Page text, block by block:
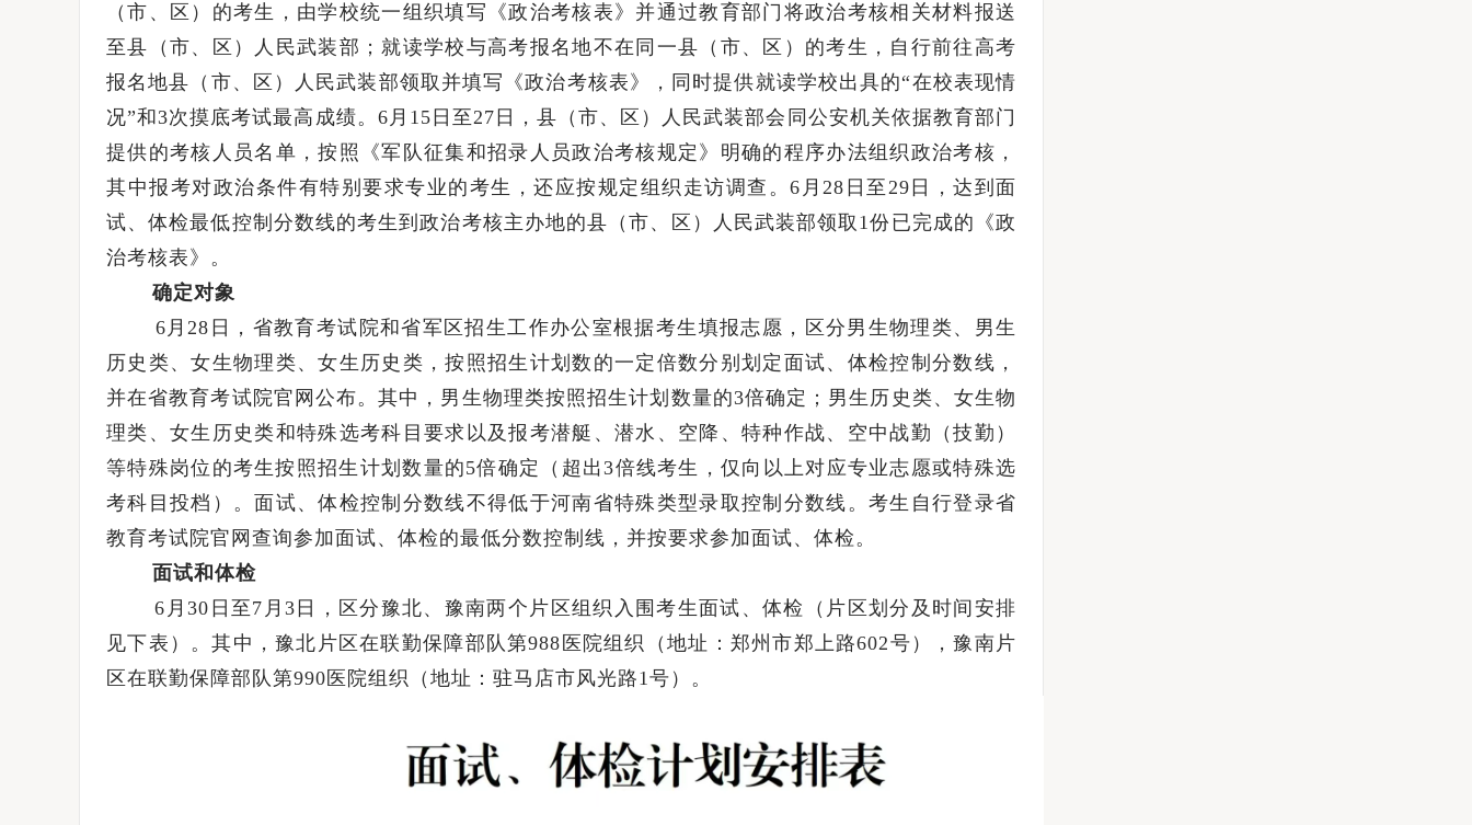
（市、区）的考生，由学校统一组织填写《政治考核表》并通过教育部门将政治考核相关材料报送
至县（市、区）人民武装部；就读学校与高考报名地不在同一县（市、区）的考生，自行前往高考
报名地县（市、区）人民武装部领取并填写《政治考核表》，同时提供就读学校出具的“在校表现情
况”和3次摸底考试最高成绩。6月15日至27日，县（市、区）人民武装部会同公安机关依据教育部门
提供的考核人员名单，按照《军队征集和招录人员政治考核规定》明确的程序办法组织政治考核，
其中报考对政治条件有特别要求专业的考生，还应按规定组织走访调查。6月28日至29日，达到面
试、体检最低控制分数线的考生到政治考核主办地的县（市、区）人民武装部领取1份已完成的《政
治考核表》。
确定对象
6月28日，省教育考试院和省军区招生工作办公室根据考生填报志愿，区分男生物理类、男生
历史类、女生物理类、女生历史类，按照招生计划数的一定倍数分别划定面试、体检控制分数线，
并在省教育考试院官网公布。其中，男生物理类按照招生计划数量的3倍确定；男生历史类、女生物
理类、女生历史类和特殊选考科目要求以及报考潜艇、潜水、空降、特种作战、空中战勤（技勤）
等特殊岗位的考生按照招生计划数量的5倍确定（超出3倍线考生，仅向以上对应专业志愿或特殊选
考科目投档）。面试、体检控制分数线不得低于河南省特殊类型录取控制分数线。考生自行登录省
教育考试院官网查询参加面试、体检的最低分数控制线，并按要求参加面试、体检。
面试和体检
6月30日至7月3日，区分豫北、豫南两个片区组织入围考生面试、体检（片区划分及时间安排
见下表）。其中，豫北片区在联勤保障部队第988医院组织（地址：郑州市郑上路602号），豫南片
区在联勤保障部队第990医院组织（地址：驻马店市风光路1号）。